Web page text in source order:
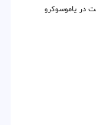
در یاموسوکرو